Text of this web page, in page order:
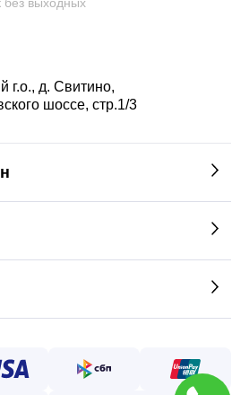
г.о., д. Свитино,
шоссе, стр.1/3